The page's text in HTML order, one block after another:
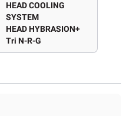
HEAD COOLING
SYSTEM
HEAD HYBRASION+
Tri N-R-G